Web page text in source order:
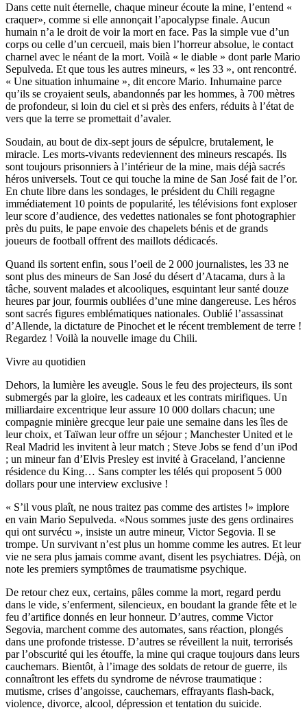
Dans cette nuit éternelle, chaque mineur écoute la mine, l’entend «
craquer», comme si elle annonçait l’apocalypse finale. Aucun
humain n’a le droit de voir la mort en face. Pas la simple vue d’un
corps ou celle d’un cercueil, mais bien l’horreur absolue, le contact
charnel avec le néant de la mort. Voilà « le diable » dont parle Mario
Sepulveda. Et que tous les autres mineurs, « les 33 », ont rencontré.
« Une situation inhumaine », dit encore Mario. Inhumaine parce
qu’ils se croyaient seuls, abandonnés par les hommes, à 700 mètres
de profondeur, si loin du ciel et si près des enfers, réduits à l’état de
vers que la terre se promettait d’avaler.
Soudain, au bout de dix-sept jours de sépulcre, brutalement, le
miracle. Les morts-vivants redeviennent des mineurs rescapés. Ils
sont toujours prisonniers à l’intérieur de la mine, mais déjà sacrés
héros universels. Tout ce qui touche la mine de San José fait de l’or.
En chute libre dans les sondages, le président du Chili regagne
immédiatement 10 points de popularité, les télévisions font exploser
leur score d’audience, des vedettes nationales se font photographier
près du puits, le pape envoie des chapelets bénis et de grands
joueurs de football offrent des maillots dédicacés.
Quand ils sortent enfin, sous l’oeil de 2 000 journalistes, les 33 ne
sont plus des mineurs de San José du désert d’Atacama, durs à la
tâche, souvent malades et alcooliques, esquintant leur santé douze
heures par jour, fourmis oubliées d’une mine dangereuse. Les héros
sont sacrés figures emblématiques nationales. Oublié l’assassinat
d’Allende, la dictature de Pinochet et le récent tremblement de terre !
Regardez ! Voilà la nouvelle image du Chili.
Vivre au quotidien
Dehors, la lumière les aveugle. Sous le feu des projecteurs, ils sont
submergés par la gloire, les cadeaux et les contrats mirifiques. Un
milliardaire excentrique leur assure 10 000 dollars chacun; une
compagnie minière grecque leur paie une semaine dans les îles de
leur choix, et Taïwan leur offre un séjour ; Manchester United et le
Real Madrid les invitent à leur match ; Steve Jobs se fend d’un iPod
; un mineur fan d’Elvis Presley est invité à Graceland, l’ancienne
résidence du King… Sans compter les télés qui proposent 5 000
dollars pour une interview exclusive !
« S’il vous plaît, ne nous traitez pas comme des artistes !» implore
en vain Mario Sepulveda. «Nous sommes juste des gens ordinaires
qui ont survécu », insiste un autre mineur, Victor Segovia. Il se
trompe. Un survivant n’est plus un homme comme les autres. Et leur
vie ne sera plus jamais comme avant, disent les psychiatres. Déjà, on
note les premiers symptômes de traumatisme psychique.
De retour chez eux, certains, pâles comme la mort, regard perdu
dans le vide, s’enferment, silencieux, en boudant la grande fête et le
feu d’artifice donnés en leur honneur. D’autres, comme Victor
Segovia, marchent comme des automates, sans réaction, plongés
dans une profonde tristesse. D’autres se réveillent la nuit, terrorisés
par l’obscurité qui les étouffe, la mine qui craque toujours dans leurs
cauchemars. Bientôt, à l’image des soldats de retour de guerre, ils
connaîtront les effets du syndrome de névrose traumatique :
mutisme, crises d’angoisse, cauchemars, effrayants flash-back,
violence, divorce, alcool, dépression et tentation du suicide.